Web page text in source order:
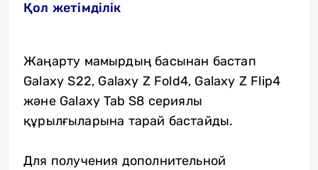
Қол жетімділік
Жаңарту мамырдың басынан бастап
Galaxy S22, Galaxy Z Fold4, Galaxy Z Flip4
және Galaxy Tab S8 сериялы
құрылғыларына тарай бастайды.
Для получения дополнительной